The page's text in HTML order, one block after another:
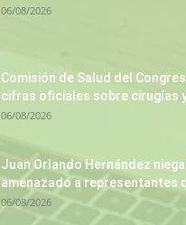
06/08/2026
Comisión de Salud del
cifras oficiales sobre cirugías
06/08/2026
Juan Orlando Hernández
amenazado a representantes
06/08/2026